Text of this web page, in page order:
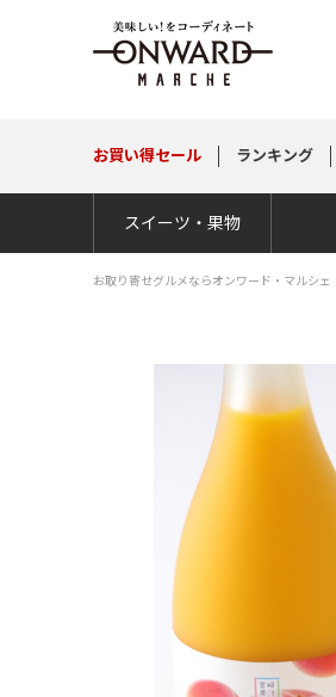
お買い得セール ランキング
スイーツ・果物
お取り寄せグルメならオンワード・マルシェ